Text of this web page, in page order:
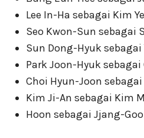
Lee In-Ha sebagai Kim
Seo Kwon-Sun sebagai
Sun Dong-Hyuk sebagai
Park Joon-Hyuk sebagai
Choi Hyun-Joon sebagai
Kim Ji-An sebagai Kim
Hoon sebagai Jjang-Goo